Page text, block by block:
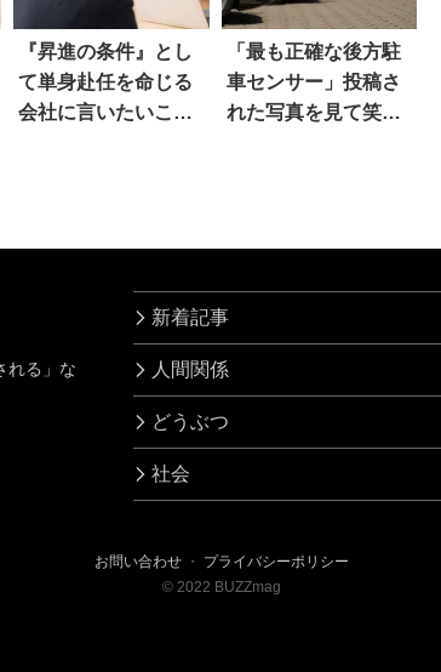
『昇進の条件』とし
て単身赴任を命じる
会社に言いたいこと
「最も正確な後方駐
車センサー」投稿さ
れた写真を見て笑っ
れる」な
新着記事
人間関係
どうぶつ
社会
お問い合わせ ・ プライバシーポリシー
© 2022 BUZZmag